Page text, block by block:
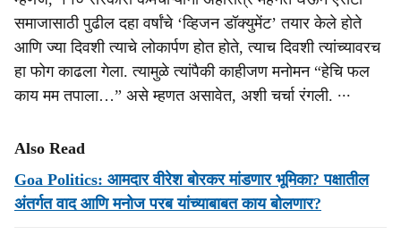
समाजासाठी पुढील दहा वर्षांचे ‘व्हिजन डॉक्युमेंट’ तयार केले होते
आणि ज्या दिवशी त्याचे लोकार्पण होत होते, त्याच दिवशी त्यांच्यावरच
हा फोग काढला गेला. त्यामुळे त्यांपैकी काहीजण मनोमन “हेचि फल
काय मम तपाला…” असे म्हणत असावेत, अशी चर्चा रंगली. ∙∙∙
Also Read
Goa Politics: आमदार वीरेश बोरकर मांडणार भूमिका? पक्षातील
अंतर्गत वाद आणि मनोज परब यांच्‍याबाबत काय बोलणार?